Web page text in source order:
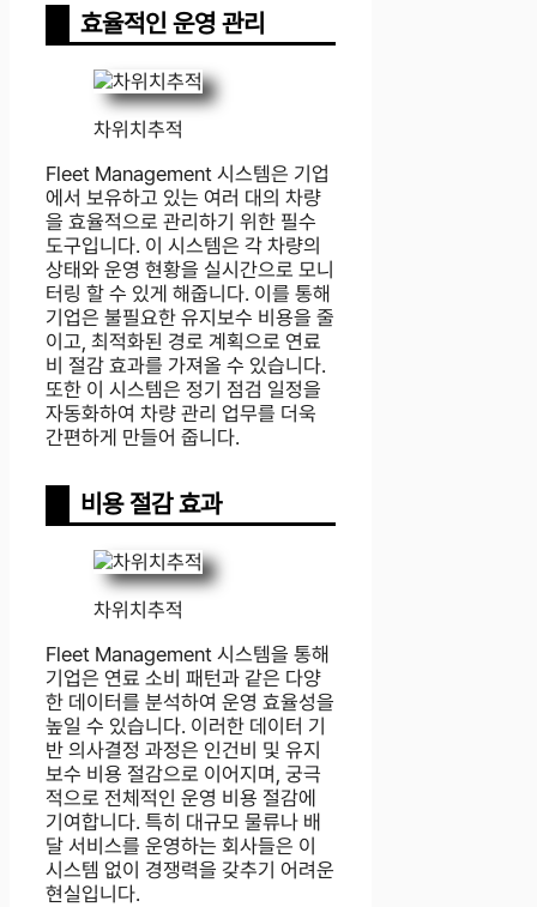
효율적인 운영 관리
차위치추적
Fleet Management 시스템은 기업
에서 보유하고 있는 여러 대의 차량
을 효율적으로 관리하기 위한 필수
도구입니다. 이 시스템은 각 차량의
상태와 운영 현황을 실시간으로 모니
터링 할 수 있게 해줍니다. 이를 통해
기업은 불필요한 유지보수 비용을 줄
이고, 최적화된 경로 계획으로 연료
비 절감 효과를 가져올 수 있습니다.
또한 이 시스템은 정기 점검 일정을
자동화하여 차량 관리 업무를 더욱
간편하게 만들어 줍니다.
비용 절감 효과
차위치추적
Fleet Management 시스템을 통해
기업은 연료 소비 패턴과 같은 다양
한 데이터를 분석하여 운영 효율성을
높일 수 있습니다. 이러한 데이터 기
반 의사결정 과정은 인건비 및 유지
보수 비용 절감으로 이어지며, 궁극
적으로 전체적인 운영 비용 절감에
기여합니다. 특히 대규모 물류나 배
달 서비스를 운영하는 회사들은 이
시스템 없이 경쟁력을 갖추기 어려운
현실입니다.